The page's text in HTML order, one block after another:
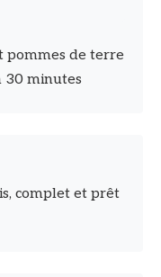
pommes de terre
30 minutes
complet et prêt